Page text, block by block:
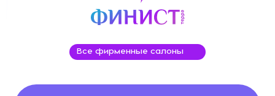
Все фирменные салоны